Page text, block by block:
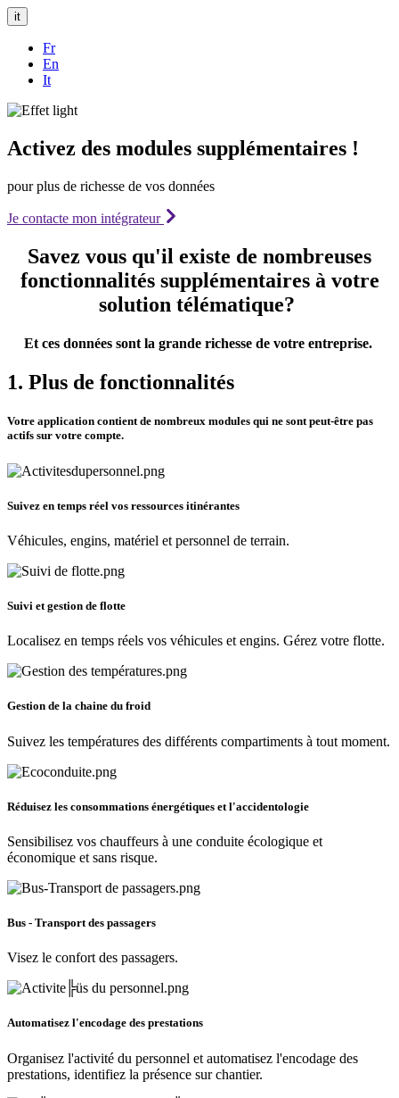
it
Fr
En
It
Activez des modules supplémentaires !
pour plus de richesse de vos données
Je contacte mon intégrateur
Savez vous qu'il existe de nombreuses
fonctionnalités supplémentairesà votre
solution télématique?
Et ces données sont la grande richessede votre entreprise.
1. Plus de fonctionnalités
Votre application contient de nombreux modules qui ne sont peut-être pas
actifs sur votre compte.
Suivez en temps réel vos ressources itinérantes
Véhicules, engins, matériel et personnel de terrain.
Suivi et gestion de flotte
Localisez en temps réels vos véhicules et engins. Gérez votre flotte.
Gestion de la chaine du froid
Suivez les températures des différents compartiments à tout moment.
Réduisez les consommations énergétiques et l'accidentologie
Sensibilisez vos chauffeurs à une conduite écologique et
économique et sans risque.
Bus - Transport des passagers
Visez le confort des passagers.
Automatisez l'encodage des prestations
Organisez l'activité du personnel et automatisez l'encodage des
prestations, identifiez la présence sur chantier.